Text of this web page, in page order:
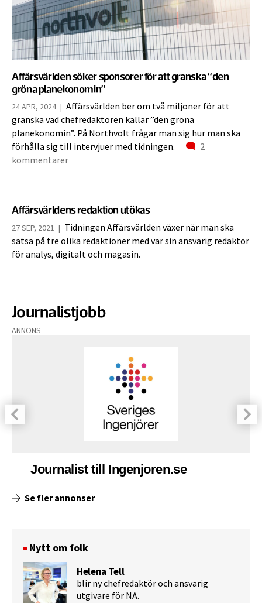
Affärsvärlden söker sponsorer för att granska “den
gröna planekonomin”
24 APR, 2024 | Affärsvärlden ber om två miljoner för att
granska vad chefredaktören kallar ”den gröna
planekonomin”. På Northvolt frågar man sig hur man ska
förhålla sig till intervjuer med tidningen.
Kommentarer
2
kommentarer
Affärsvärldens redaktion utökas
27 SEP, 2021 | Tidningen Affärsvärlden växer när man ska
satsa på tre olika redaktioner med var sin ansvarig redaktör
för analys, digitalt och magasin.
Journalistjobb
ANNONS
Journalist till Ingenjoren.se
Se fler annonser
Nytt om folk
Helena Tell
blir ny chefredaktör och ansvarig
utgivare för NA.